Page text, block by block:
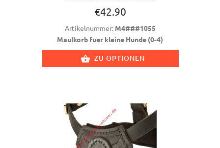
€42.90
Artikelnummer: M4###1055
Maulkorb fuer kleine Hunde (0-4)
ZU OPTIONEN